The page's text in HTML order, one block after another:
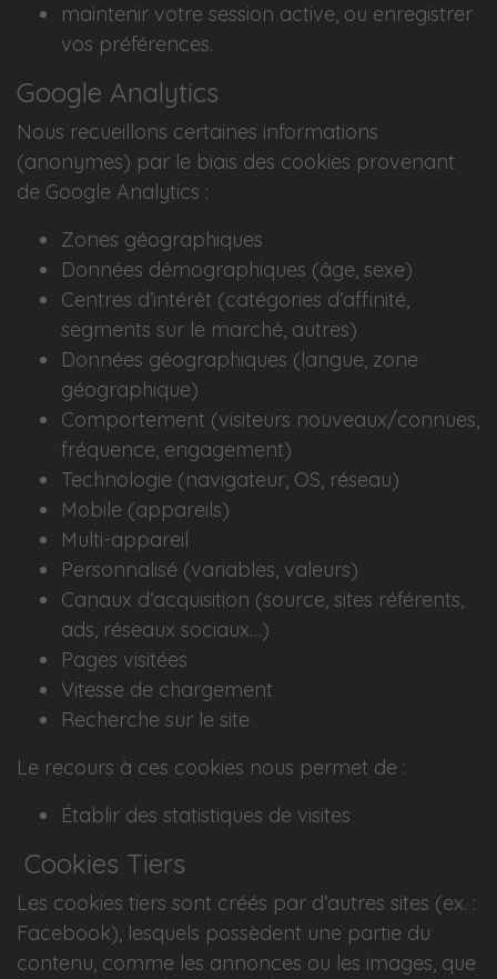
maintenir votre session active, ou enregistrer
vos préférences.
Google Analytics
Nous recueillons certaines informations
(anonymes) par le biais des cookies provenant
de Google Analytics :
Zones géographiques
Données démographiques (âge, sexe)
Centres d’intérêt (catégories d’affinité,
segments sur le marché, autres)
Données géographiques (langue, zone
géographique)
Comportement (visiteurs nouveaux/connues,
fréquence, engagement)
Technologie (navigateur, OS, réseau)
Mobile (appareils)
Multi-appareil
Personnalisé (variables, valeurs)
Canaux d’acquisition (source, sites référents,
ads, réseaux sociaux…)
Pages visitées
Vitesse de chargement
Recherche sur le site
Le recours à ces cookies nous permet de :
Établir des statistiques de visites
Cookies Tiers
Les cookies tiers sont créés par d’autres sites (ex. :
Facebook), lesquels possèdent une partie du
contenu, comme les annonces ou les images, que